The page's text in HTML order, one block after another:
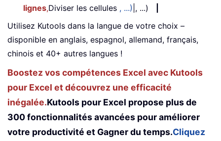
lignes,Diviser les cellules , ...) |, ...)
Utilisez Kutools dans la langue de votre choix –
disponible en anglais, espagnol, allemand, français,
chinois et 40+ autres langues !
Boostez vos compétences Excel avec Kutools
pour Excel et découvrez une efficacité
inégalée.Kutools pour Excel propose plus de
300 fonctionnalités avancées pour améliorer
votre productivité et Gagner du temps.Cliquez